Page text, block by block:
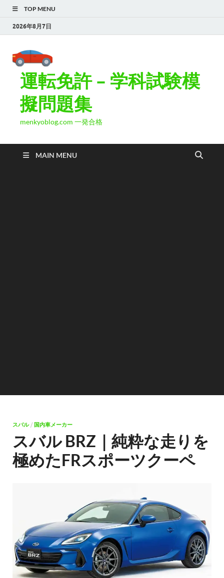
TOP MENU
2026年8月7日
運転免許 – 学科試験模
擬問題集
menkyoblog.com 一発合格
MAIN MENU
スバル/ 国内車メーカー
スバル BRZ｜純粋な走りを
極めたFRスポーツクーペ